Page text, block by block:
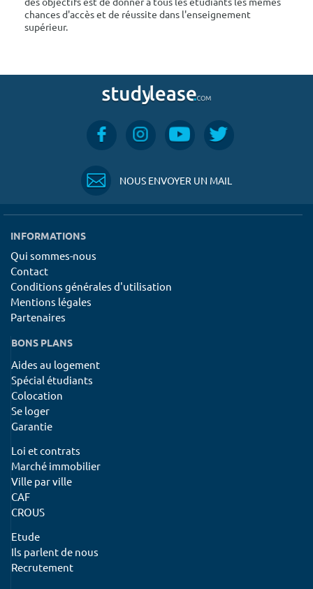
chances d'accès et de réussite dans l'enseignement
supérieur.
NOUS ENVOYER UN MAIL
INFORMATIONS
Qui sommes-nous
Contact
Conditions générales d'utilisation
Mentions légales
Partenaires
BONS PLANS
Aides au logement
Spécial étudiants
Colocation
Se loger
Garantie
Loi et contrats
Marché immobilier
Ville par ville
CAF
CROUS
Etude
Ils parlent de nous
Recrutement